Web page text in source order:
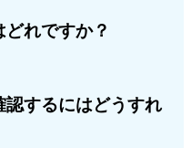
れですか？
するにはどうすれ